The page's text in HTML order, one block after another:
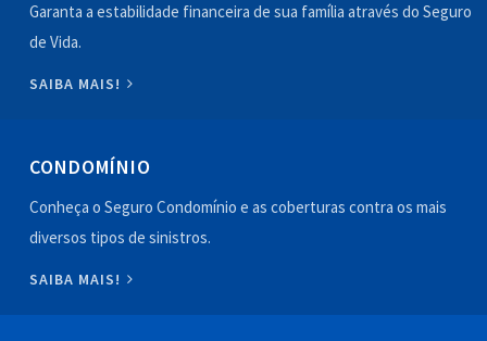
Garanta a estabilidade financeira de sua família através do Seguro
de Vida.
SAIBA MAIS!
CONDOMÍNIO
Conheça o Seguro Condomínio e as coberturas contra os mais
diversos tipos de sinistros.
SAIBA MAIS!